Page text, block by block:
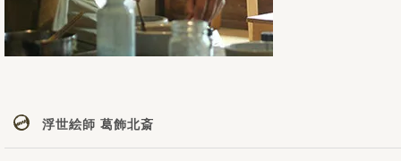
浮世絵師 葛飾北斎